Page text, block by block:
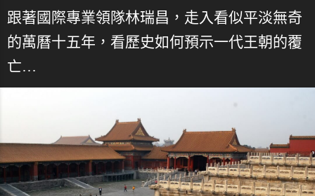
跟著國際專業領隊林瑞昌，走入看似平淡無奇
的萬曆十五年，看歷史如何預示一代王朝的覆
亡…